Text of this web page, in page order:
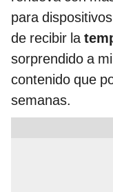
para
de recibir la
sorprendido a
contenido que
semanas.